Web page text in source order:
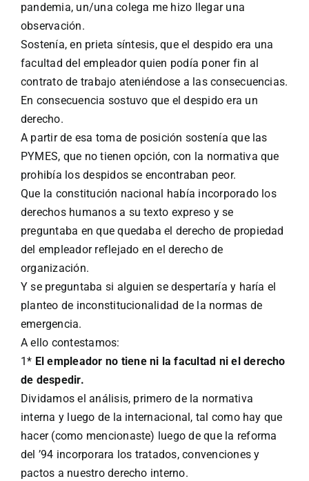
pandemia, un/una colega me hizo llegar una
observación.
Sostenía, en prieta síntesis, que el despido era una
facultad del empleador quien podía poner fin al
contrato de trabajo ateniéndose a las consecuencias.
En consecuencia sostuvo que el despido era un
derecho.
A partir de esa toma de posición sostenía que las
PYMES, que no tienen opción, con la normativa que
prohibía los despidos se encontraban peor.
Que la constitución nacional había incorporado los
derechos humanos a su texto expreso y se
preguntaba en que quedaba el derecho de propiedad
del empleador reflejado en el derecho de
organización.
Y se preguntaba si alguien se despertaría y haría el
planteo de inconstitucionalidad de la normas de
emergencia.
A ello contestamos:
1* El empleador no tiene ni la facultad ni el derecho
de despedir.
Dividamos el análisis, primero de la normativa
interna y luego de la internacional, tal como hay que
hacer (como mencionaste) luego de que la reforma
del ’94 incorporara los tratados, convenciones y
pactos a nuestro derecho interno.